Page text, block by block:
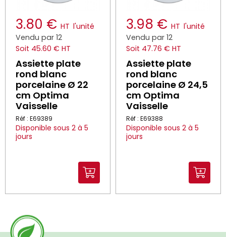
3.80 € HT l'unité
Vendu par 12
Soit 45.60 € HT
Assiette plate
rond blanc
porcelaine Ø 22
cm Optima
Vaisselle
Réf : E69389
Disponible sous 2 à 5
jours
3.98 € HT l'unité
Vendu par 12
Soit 47.76 € HT
Assiette plate
rond blanc
porcelaine Ø 24,5
cm Optima
Vaisselle
Réf : E69388
Disponible sous 2 à 5
jours